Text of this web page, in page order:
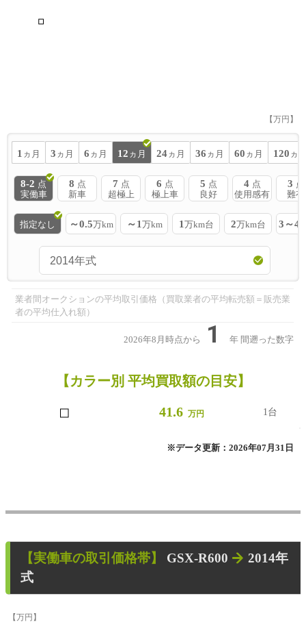
■
【万円】
1 ヵ月 3 ヵ月 6 ヵ月 12 ヵ月 24 ヵ月 36 ヵ月 60 ヵ月 120 ヵ
8-2 点
実働車
8 点
新車
7 点
超極上
6 点
極上車
5 点
良好
4 点
使用感有
3 点
難有
指定なし ～0.5万km ～1 万km 1 万km台 2万km台 3～4
業者間オークションの平均取引価格（買取業者の平均転売額＝販売業
者の平均仕入れ額）
2026年8月時点から 1 年 間遡った数字
【カラー別 平均買取額の目安】
■ 41.6 万円 1台
※データ更新：2026年07月31日
【実働車の取引価格帯】 GSX-R600
2014年
式
【万円】